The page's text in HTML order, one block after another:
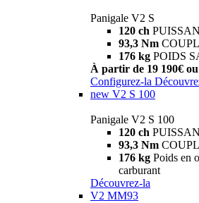
Panigale V2 S
120 ch
93,3 Nm
176 kg POIDS
À partir de 19 190€
Configurez-la
new V2 S 100
Panigale V2 S 100
120 ch
93,3 Nm
176 kg Poids en
carburant
Découvrez-la
V2 MM93